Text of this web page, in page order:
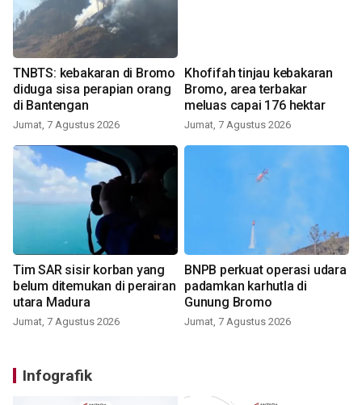
TNBTS: kebakaran di Bromo
diduga sisa perapian orang
di Bantengan
Jumat, 7 Agustus 2026
Khofifah tinjau kebakaran
Bromo, area terbakar
meluas capai 176 hektar
Jumat, 7 Agustus 2026
Tim SAR sisir korban yang
belum ditemukan di perairan
utara Madura
Jumat, 7 Agustus 2026
BNPB perkuat operasi udara
padamkan karhutla di
Gunung Bromo
Jumat, 7 Agustus 2026
Infografik